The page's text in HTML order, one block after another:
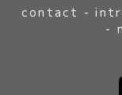
contact -
-